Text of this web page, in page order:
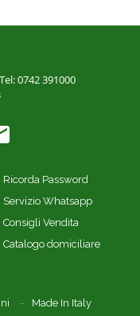
Tel: 0742 391000
Ricorda Password
Servizio Whatsapp
Consigli Vendita
Catalogo domiciliare
Made In Italy